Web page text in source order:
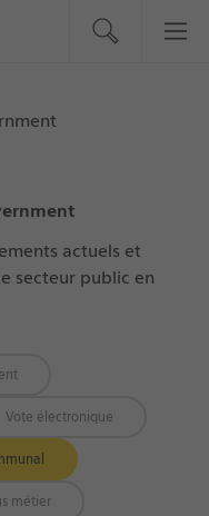
actuels et
secteur public en
Vote électronique
métier